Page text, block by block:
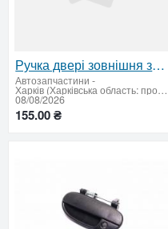
Ручка двері зовнішня задня ліва Ланос
Автозапчастини -
Харків (Харківська область: продати купити)
08/08/2026
155.00 ₴